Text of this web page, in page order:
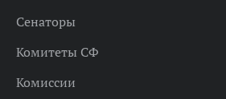
Сенаторы
Комитеты СФ
Комиссии